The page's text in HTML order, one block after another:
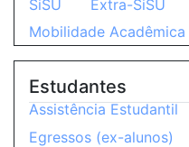
SiSU Extra-SiSU
Mobilidade Acadêmica
Estudantes
Assistência Estudantil
Egressos (ex-alunos)